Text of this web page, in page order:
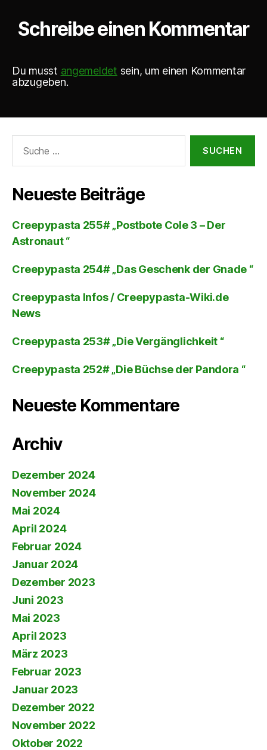
Schreibe einen Kommentar
Du musst angemeldet sein, um einen Kommentar
abzugeben.
nach:
Neueste Beiträge
Creepypasta 255# „Postbote Cole 3 – Der
Astronaut “
Creepypasta 254# „Das Geschenk der Gnade “
Creepypasta Infos / Creepypasta-Wiki.de
News
Creepypasta 253# „Die Vergänglichkeit “
Creepypasta 252# „Die Büchse der Pandora “
Neueste Kommentare
Archiv
Dezember 2024
November 2024
Mai 2024
April 2024
Februar 2024
Januar 2024
Dezember 2023
Juni 2023
Mai 2023
April 2023
März 2023
Februar 2023
Januar 2023
Dezember 2022
November 2022
Oktober 2022